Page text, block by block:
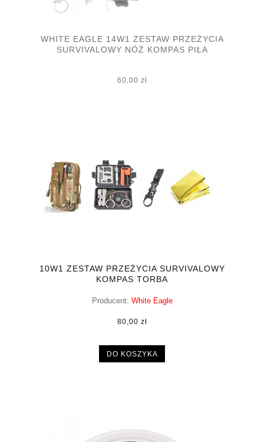
WHITE EAGLE 14W1 ZESTAW PRZEŻYCIA
SURVIVALOWY NÓŻ KOMPAS PIŁA
60,00 zł
10W1 ZESTAW PRZEŻYCIA SURVIVALOWY
KOMPAS TORBA
Producent: White Eagle
80,00 zł
DO KOSZYKA